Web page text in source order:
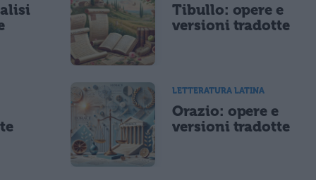
Tibullo: opere e
versioni tradotte
LETTERATURA LATINA
Orazio: opere e
versioni tradotte